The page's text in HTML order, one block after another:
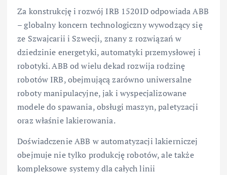
Za konstrukcję i rozwój IRB 1520ID odpowiada ABB
– globalny koncern technologiczny wywodzący się
ze Szwajcarii i Szwecji, znany z rozwiązań w
dziedzinie energetyki, automatyki przemysłowej i
robotyki. ABB od wielu dekad rozwija rodzinę
robotów IRB, obejmującą zarówno uniwersalne
roboty manipulacyjne, jak i wyspecjalizowane
modele do spawania, obsługi maszyn, paletyzacji
oraz właśnie lakierowania.
Doświadczenie ABB w automatyzacji lakierniczej
obejmuje nie tylko produkcję robotów, ale także
kompleksowe systemy dla całych linii